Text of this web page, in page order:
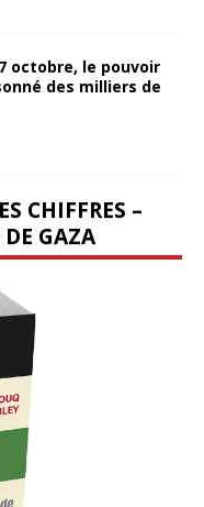
octobre, le pouvoir
des milliers de
CHIFFRES –
DE GAZA